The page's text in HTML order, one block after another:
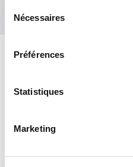
Nécessaires
Préférences
Statistiques
Marketing
NRP Catalog